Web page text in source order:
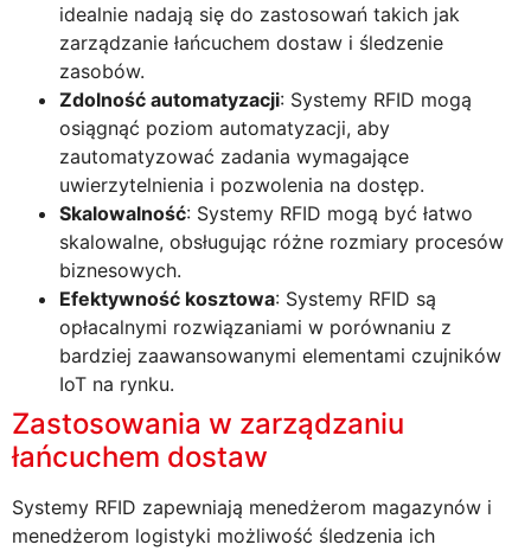
idealnie nadają się do zastosowań takich jak
zarządzanie łańcuchem dostaw i śledzenie
zasobów.
Zdolność automatyzacji: Systemy RFID mogą
osiągnąć poziom automatyzacji, aby
zautomatyzować zadania wymagające
uwierzytelnienia i pozwolenia na dostęp.
Skalowalność: Systemy RFID mogą być łatwo
skalowalne, obsługując różne rozmiary procesów
biznesowych.
Efektywność kosztowa: Systemy RFID są
opłacalnymi rozwiązaniami w porównaniu z
bardziej zaawansowanymi elementami czujników
IoT na rynku.
Zastosowania w zarządzaniu
łańcuchem dostaw
Systemy RFID zapewniają menedżerom magazynów i
menedżerom logistyki możliwość śledzenia ich